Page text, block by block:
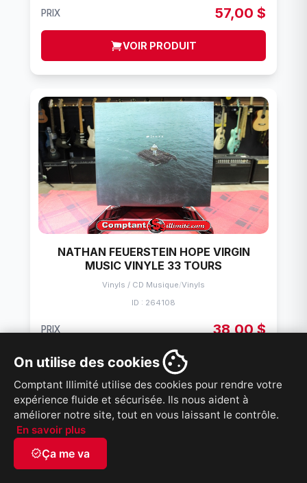
On utilise des cookies
Comptant Illimité utilise des cookies pour rendre votre
expérience fluide et sécurisée. Ils nous aident à
améliorer notre site, tout en vous laissant le contrôle.
En savoir plus
verifiedÇa me va
PRIX 57,00 $
VOIR PRODUIT
NATHAN FEUERSTEIN HOPE VIRGIN
MUSIC VINYLE 33 TOURS
Vinyls / CD Musique/Vinyls
ID : 264108
PRIX 38,00 $
VOIR PRODUIT
French